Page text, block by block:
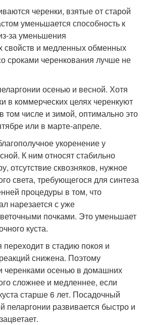
черенки, взятые от старой
уменьшается способность к
за уменьшения
свойств и медленных обменных
сроками черенкования лучше не
осенью и весной. Хотя
в коммерческих целях черенкуют
том числе и зимой, оптимально это
или в марте-апреле.
укоренение у
К ним относят стабильно
отсутствие сквозняков, нужное
света, требующегося для синтеза
процедуры в том, что
нарезается с уже
почками. Это уменьшает
куста.
в стадию покоя и
снижена. Поэтому
черенками осенью в домашних
сложнее и медленнее, если
старше 6 лет. Посадочный
пеларгонии развивается быстро и